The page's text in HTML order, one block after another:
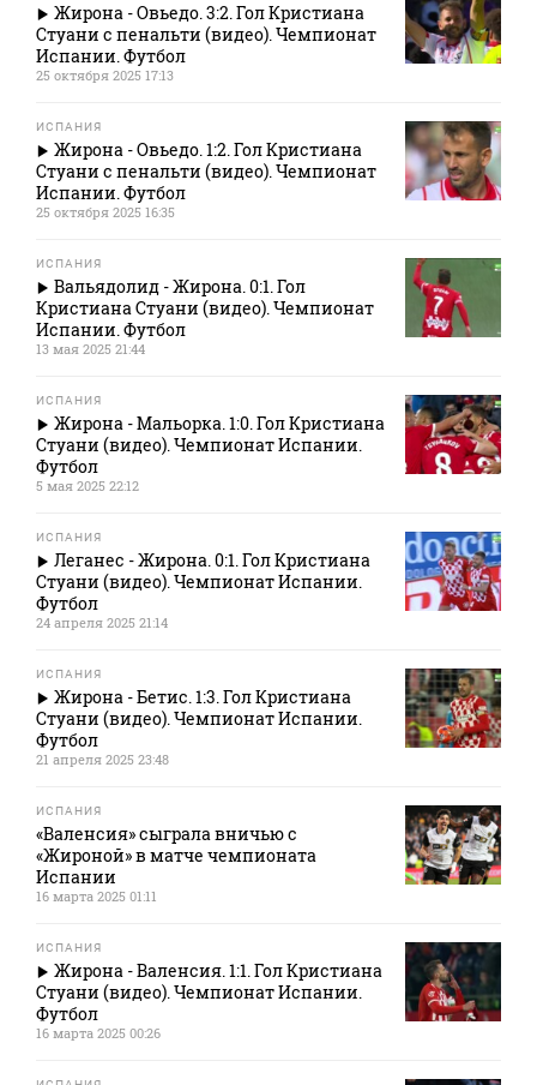
Жирона - Овьедо. 3:2. Гол Кристиана
Стуани с пенальти (видео). Чемпионат
Испании. Футбол
25 октября 2025 17:13
ИСПАНИЯ
Жирона - Овьедо. 1:2. Гол Кристиана
Стуани с пенальти (видео). Чемпионат
Испании. Футбол
25 октября 2025 16:35
ИСПАНИЯ
Вальядолид - Жирона. 0:1. Гол
Кристиана Стуани (видео). Чемпионат
Испании. Футбол
13 мая 2025 21:44
ИСПАНИЯ
Жирона - Мальорка. 1:0. Гол Кристиана
Стуани (видео). Чемпионат Испании.
Футбол
5 мая 2025 22:12
ИСПАНИЯ
Леганес - Жирона. 0:1. Гол Кристиана
Стуани (видео). Чемпионат Испании.
Футбол
24 апреля 2025 21:14
ИСПАНИЯ
Жирона - Бетис. 1:3. Гол Кристиана
Стуани (видео). Чемпионат Испании.
Футбол
21 апреля 2025 23:48
ИСПАНИЯ
«Валенсия» сыграла вничью с
«Жироной» в матче чемпионата
Испании
16 марта 2025 01:11
ИСПАНИЯ
Жирона - Валенсия. 1:1. Гол Кристиана
Стуани (видео). Чемпионат Испании.
Футбол
16 марта 2025 00:26